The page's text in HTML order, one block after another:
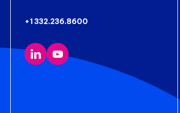
+1 332.236.8600